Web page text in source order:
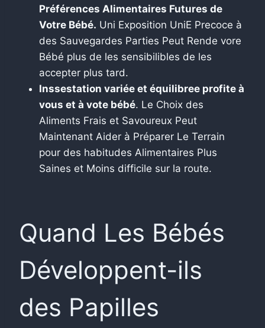
Préférences Alimentaires Futures de
Votre Bébé. Uni Exposition UniE Precoce à
des Sauvegardes Parties Peut Rende vore
Bébé plus de les sensibilibles de les
accepter plus tard.
Inssestation variée et équilibree profite à
vous et à vote bébé. Le Choix des
Aliments Frais et Savoureux Peut
Maintenant Aider à Préparer Le Terrain
pour des habitudes Alimentaires Plus
Saines et Moins difficile sur la route.
Quand Les Bébés
Développent-ils
des Papilles